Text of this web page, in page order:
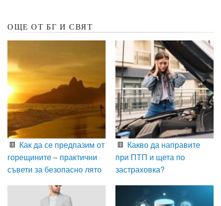
ОЩЕ ОТ БГ И СВЯТ
Как да се предпазим от
горещините – практични
съвети за безопасно лято
Какво да направите
при ПТП и щета по
застраховка?